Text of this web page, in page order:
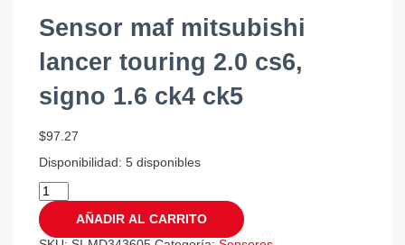
Sensor maf mitsubishi
lancer touring 2.0 cs6,
signo 1.6 ck4 ck5
$97.27
Disponibilidad: 5 disponibles
AÑADIR AL CARRITO